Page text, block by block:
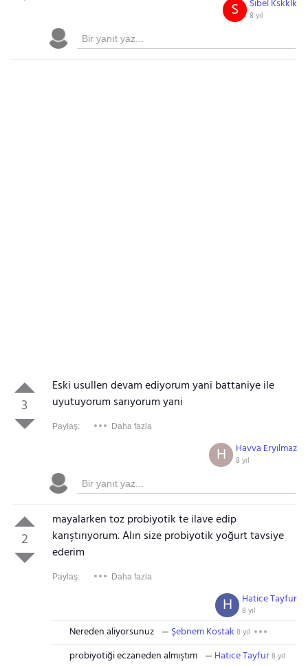
Sibel Kskklk
8 yıl
S
3
Eski usullen devam ediyorum yani battaniye ile
uyutuyorum sarıyorum yani
Paylaş: Daha fazla
Havva Eryılmaz
8 yıl
H
2
mayalarken toz probiyotik te ilave edip
karıştırıyorum. Alın size probiyotik yoğurt tavsiye
ederim
Paylaş: Daha fazla
Hatice Tayfur
8 yıl
H
Nereden aliyorsunuz Şebnem Kostak 8 yıl
probiyotiği eczaneden almıştım Hatice Tayfur8 yıl